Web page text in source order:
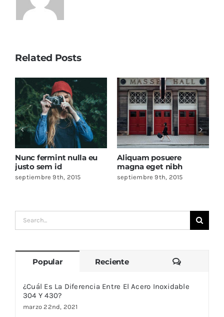
Related Posts
Nunc fermint nulla eu
justo sem id
septiembre 9th, 2015
Aliquam posuere
magna eget nibh
septiembre 9th, 2015
Buscar:
Popular Reciente
¿Cuál Es La Diferencia Entre El Acero Inoxidable
304 Y 430?
marzo 22nd, 2021